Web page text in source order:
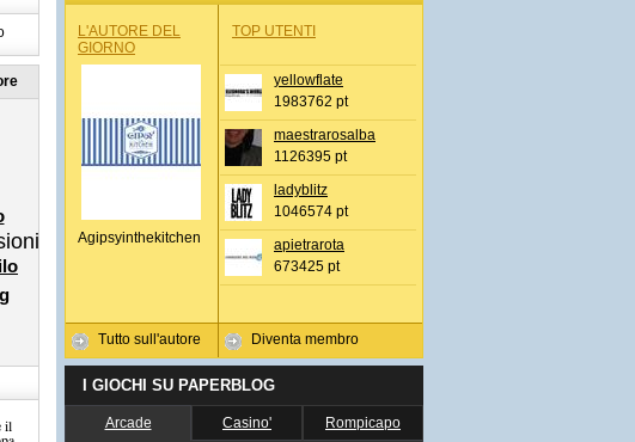
il
L'AUTORE DEL
GIORNO
Agipsyinthekitchen
Tutto sull'autore
TOP UTENTI
yellowflate
1983762 pt
maestrarosalba
1126395 pt
ladyblitz
1046574 pt
apietrarota
673425 pt
Diventa membro
I GIOCHI SU PAPERBLOG
Arcade Casino' Rompicapo